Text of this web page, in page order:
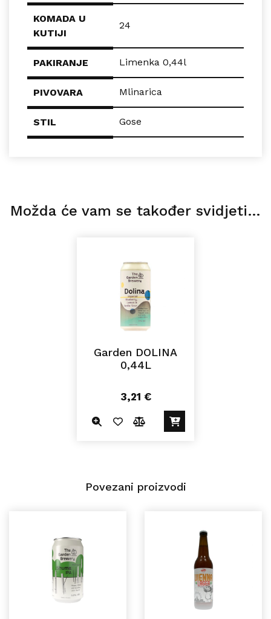
KOMADA U
KUTIJI
24
PAKIRANJE Limenka 0,44l
PIVOVARA Mlinarica
STIL Gose
Možda će vam se također svidjeti…
Garden DOLINA
0,44L
3,21 €
Povezani proizvodi